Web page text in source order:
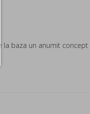
la baza un anumit